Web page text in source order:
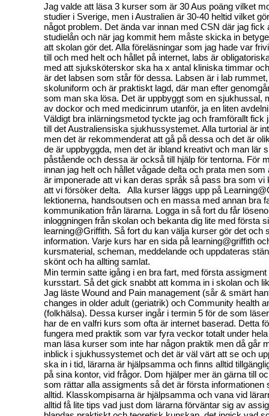
Jag valde att läsa 3 kurser som är 30 Aus poäng vilket
studier i Sverige, men i Australien är 30-40 heltid vilket
något problem. Det ända var innan med CSN där jag fick
studielån och när jag kommit hem måste skicka in
att skolan gör det. Alla föreläsningar som jag hade var
till och med helt och hållet på internet, labs är
med att sjuksköterskor ska ha x antal kliniska timmar
är det labsen som står för dessa. Labsen är i lab
skoluniform och är praktiskt lagd, där man efter
som man ska lösa. Det är uppbyggt som en sjukhussal,
av dockor och med medicinrum utanför, ja en liten
Väldigt bra inlärningsmetod tyckte jag och framförallt fick
till det Australiensiska sjukhussystemet. Alla turtorial är
men det är rekommenderat att gå på dessa och det är
de är uppbyggda, men det är ibland kreativt och man lär
påstående och dessa är också till hjälp för tentorna. För
innan jag helt och hållet vågade delta och prata men
är imponerade att vi kan deras språk så pass bra som vi
att vi försöker delta. Alla kurser läggs upp på
lektionerna, handsoutsen och en massa med annan bra
kommunikation från lärarna. Logga in så fort du får
inloggningen från skolan och bekanta dig lite med första
learning@Griffith. Så fort du kan välja kurser gör det och
information. Varje kurs har en sida på learning@griffith
kursmaterial, scheman, meddelande och uppdateras
skönt och ha allting samlat.
Min termin satte igång i en bra fart, med första
kursstart. Så det gick snabbt att komma in i skolan och
Jag läste Wound and Pain management (sår & smärt
changes in older adult (geriatrik) och Community health
(folkhälsa). Dessa kurser ingår i termin 5 för de som
har de en valfri kurs som ofta är internet baserad. Detta
fungera med praktik som var fyra veckor totalt under
man läsa kurser som inte har någon praktik men då går
inblick i sjukhussystemet och det är väl värt att se och
ska in i tid, lärarna är hjälpsamma och finns alltid
på sina kontor, vid frågor. Dom hjälper mer än gärna till
som rättar alla assigments så det är första informationen
alltid. Klasskompisarna är hjälpsamma och vana vid
alltid få lite tips vad just dom lärarna förväntar sig av